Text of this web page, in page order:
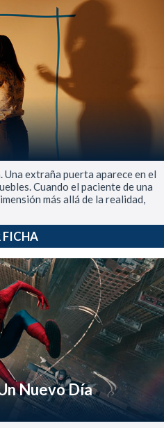
extraña puerta aparece en el
Cuando el paciente de una
más allá de la realidad,
FICHA
Nuevo Día